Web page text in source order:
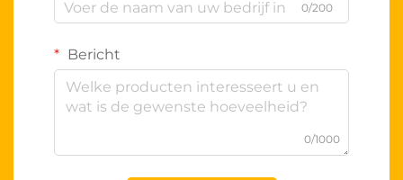
0/200
Bericht
0/1000